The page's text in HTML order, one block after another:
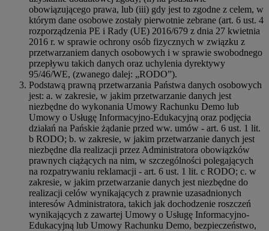
obowiązującego prawa, lub (iii) gdy jest to zgodne z celem, w
którym dane osobowe zostały pierwotnie zebrane (art. 6 ust. 4
rozporządzenia PE i Rady (UE) 2016/679 z dnia 27 kwietnia
2016 r. w sprawie ochrony osób fizycznych w związku z
przetwarzaniem danych osobowych i w sprawie swobodnego
przepływu takich danych oraz uchylenia dyrektywy
95/46/WE, (zwanego dalej: „RODO”).
Podstawą prawną przetwarzania Państwa danych osobowych
jest: a. w zakresie, w jakim przetwarzanie danych jest
niezbędne do wykonania Umowy Rachunku Demo lub
Umowy o Usługę Informacyjno-Edukacyjną oraz podjęcia
działań na Pańskie żądanie przed ww. umów - art. 6 ust. 1 lit.
b RODO; b. w zakresie, w jakim przetwarzanie danych jest
niezbędne dla realizacji przez Administratora obowiązków
prawnych ciążących na nim, w szczególności polegających
na rozpatrywaniu reklamacji - art. 6 ust. 1 lit. c RODO; c. w
zakresie, w jakim przetwarzanie danych jest niezbędne do
realizacji celów wynikających z prawnie uzasadnionych
interesów Administratora, takich jak dochodzenie roszczeń
wynikających z zawartej Umowy o Usługę Informacyjno-
Edukacyjną lub Umowy Rachunku Demo, bezpieczeństwo,